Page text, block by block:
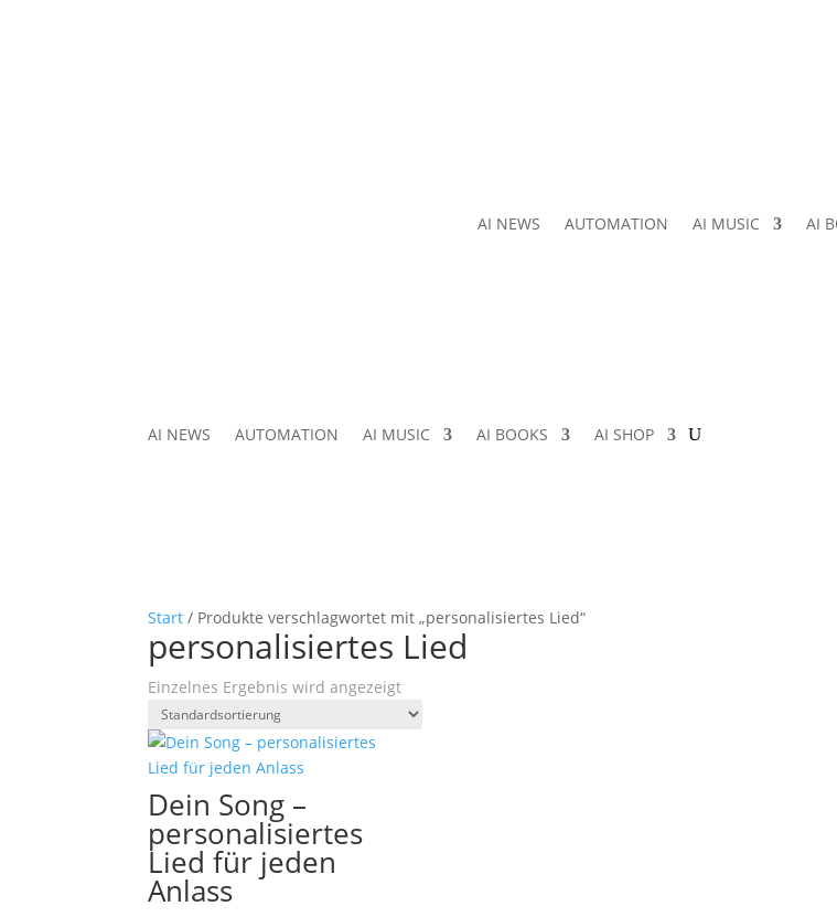
AI NEWS AUTOMATION AI MUSIC AI
AI NEWS AUTOMATION AI MUSIC AI BOOKS AI SHOP
Start / Produkte verschlagwortet mit „personalisiertes Lied“
personalisiertes Lied
Einzelnes Ergebnis wird angezeigt
Dein Song –
personalisiertes
Lied für jeden
Anlass